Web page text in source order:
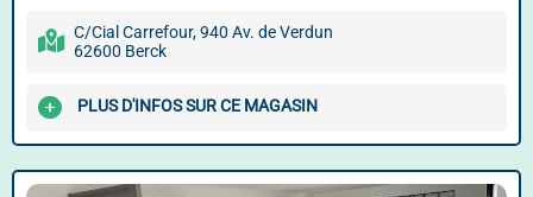
C/Cial Carrefour, 940 Av. de Verdun
62600 Berck
PLUS D'INFOS SUR CE MAGASIN